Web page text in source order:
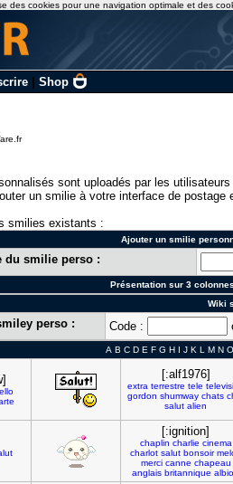
| Shop
sont uploadés par les utilisateurs
un smilie à votre interface de
smilies existants :
Ajouter un smilie
du smilie perso :
Présentation sur 3 colonnes
Wiki
perso : Code :
A B C D E F G H I J K L M N O
[:alf1976]
extra terrestre tele
gordon shumway chats
salut alien
[:ignition]
chaplin charlie cinema
charlot salut bonsoir
merci canne chapeau
anglais britannique
des cookies pour une navigation optimale et des